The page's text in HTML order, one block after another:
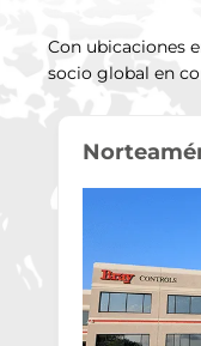
Con ubicaciones
socio global en